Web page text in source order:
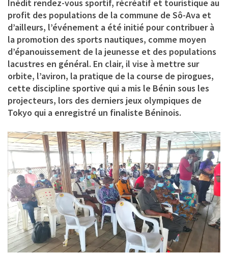
Inédit rendez-vous sportif, récréatif et touristique au
profit des populations de la commune de Sô-Ava et
d’ailleurs, l’événement a été initié pour contribuer à
la promotion des sports nautiques, comme moyen
d’épanouissement de la jeunesse et des populations
lacustres en général. En clair, il vise à mettre sur
orbite, l’aviron, la pratique de la course de pirogues,
cette discipline sportive qui a mis le Bénin sous les
projecteurs, lors des derniers jeux olympiques de
Tokyo qui a enregistré un finaliste Béninois.